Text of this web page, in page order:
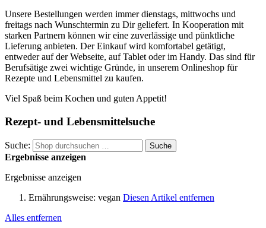
Unsere Bestellungen werden immer dienstags, mittwochs und
freitags nach Wunschtermin zu Dir geliefert. In Kooperation mit
starken Partnern können wir eine zuverlässige und pünktliche
Lieferung anbieten. Der Einkauf wird komfortabel getätigt,
entweder auf der Webseite, auf Tablet oder im Handy. Das sind für
Berufsätige zwei wichtige Gründe, in unserem Onlineshop für
Rezepte und Lebensmittel zu kaufen.
Viel Spaß beim Kochen und guten Appetit!
Rezept- und Lebensmittelsuche
Suche: Suche
Ergebnisse anzeigen
Ergebnisse anzeigen
Ernährungsweise: vegan Diesen Artikel entfernen
Alles entfernen